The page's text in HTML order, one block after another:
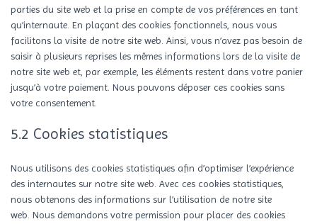
parties du site web et la prise en compte de vos préférences en tant
qu’internaute. En plaçant des cookies fonctionnels, nous vous
facilitons la visite de notre site web. Ainsi, vous n’avez pas besoin de
saisir à plusieurs reprises les mêmes informations lors de la visite de
notre site web et, par exemple, les éléments restent dans votre panier
jusqu’à votre paiement. Nous pouvons déposer ces cookies sans
votre consentement.
5.2 Cookies statistiques
Nous utilisons des cookies statistiques afin d’optimiser l’expérience
des internautes sur notre site web. Avec ces cookies statistiques,
nous obtenons des informations sur l’utilisation de notre site
web. Nous demandons votre permission pour placer des cookies